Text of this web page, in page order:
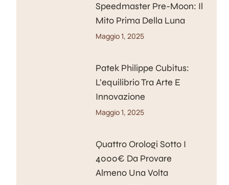
Speedmaster Pre-Moon: Il
Mito Prima Della Luna
Maggio 1, 2025
Patek Philippe Cubitus:
L’equilibrio Tra Arte E
Innovazione
Maggio 1, 2025
Quattro Orologi Sotto I
4000€ Da Provare
Almeno Una Volta